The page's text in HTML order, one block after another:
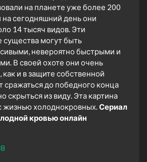
на планете уже более 200
сегодняшний день они
14 тысяч видов. Эти
существа могут быть
невероятно быстрыми и
В своей охоте они очень
и в защите собственной
сражаться до победного конца
скрыться из виду. Эта картина
жизнью холоднокровных.Сериал
кровью онлайн